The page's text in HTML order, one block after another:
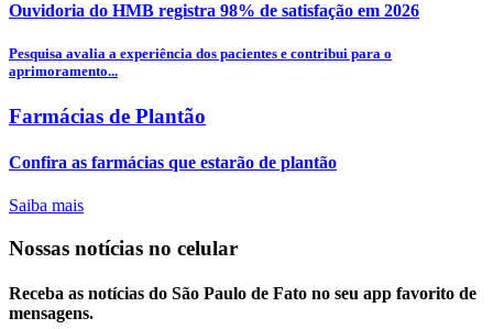
Ouvidoria do HMB registra 98% de satisfação em 2026
Pesquisa avalia a experiência dos pacientes e contribui para o
aprimoramento...
Farmácias de Plantão
Confira as farmácias que estarão de plantão
Saiba mais
Nossas notícias no celular
Receba as notícias do São Paulo de Fato no seu app favorito de
mensagens.